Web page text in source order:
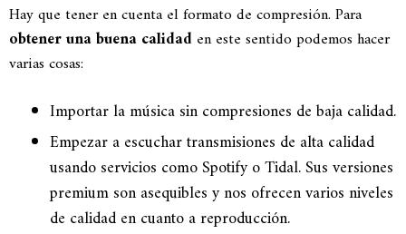
Hay que tener en cuenta el formato de compresión. Para
obtener una buena calidad en este sentido podemos hacer
varias cosas:
Importar la música sin compresiones de baja calidad.
Empezar a escuchar transmisiones de alta calidad
usando servicios como Spotify o Tidal. Sus versiones
premium son asequibles y nos ofrecen varios niveles
de calidad en cuanto a reproducción.